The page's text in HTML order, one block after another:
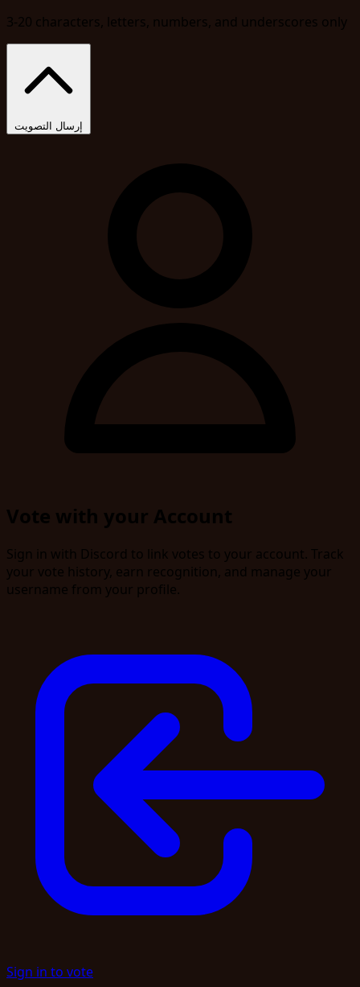
3-20 characters, letters, numbers, and underscores only
إرسال التصويت
Vote with your Account
Sign in with Discord to link votes to your account. Track
your vote history, earn recognition, and manage your
username from your profile.
Sign in to vote